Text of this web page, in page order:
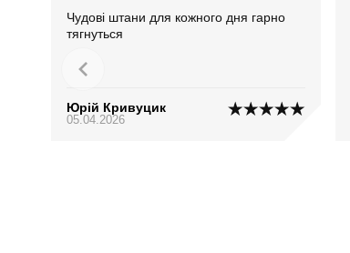
Чудові штани для кожного дня гарно
тягнуться
Юрій Кривуцик
05.04.2026